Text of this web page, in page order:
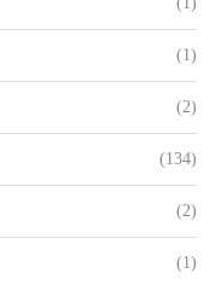
(1)
(2)
(134)
(2)
(1)